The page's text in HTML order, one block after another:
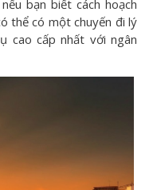
bạn biết cách hoạch
thể có một chuyến đi lý
cao cấp nhất với ngân